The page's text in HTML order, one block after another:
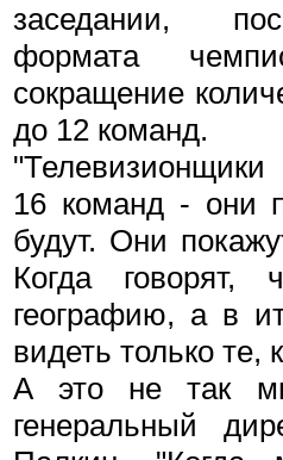
заседании,
формата
сокращение
до 12 команд.
16 команд - они
будут. Они
Когда
географию, а в
видеть только те,
А это не так
генеральный